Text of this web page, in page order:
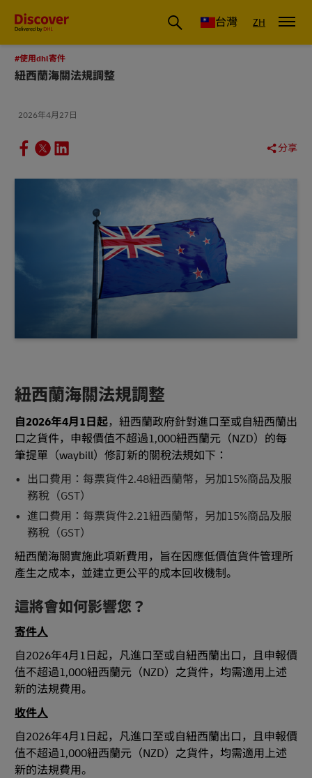
DHL 台灣：國際快遞商業洞察與物流指南台灣 ZH
#使用dhl寄件
紐西蘭海關法規調整
2026年4月27日
分享
紐西蘭海關法規調整
自2026年4月1日起，紐西蘭政府針對進口至或自紐西蘭出
口之貨件，申報價值不超過1,000紐西蘭元（NZD）的每
筆提單（waybill）修訂新的關稅法規如下：
出口費用：每票貨件2.48紐西蘭幣，另加15%商品及服
務稅（GST）
進口費用：每票貨件2.21紐西蘭幣，另加15%商品及服
務稅（GST）
紐西蘭海關實施此項新費用，旨在因應低價值貨件管理所
產生之成本，並建立更公平的成本回收機制。
這將會如何影響您？
寄件人
自2026年4月1日起，凡進口至或自紐西蘭出口，且申報價
值不超過1,000紐西蘭元（NZD）之貨件，均需適用上述
新的法規費用。
收件人
自2026年4月1日起，凡進口至或自紐西蘭出口，且申報價
值不超過1,000紐西蘭元（NZD）之貨件，均需適用上述
新的法規費用。